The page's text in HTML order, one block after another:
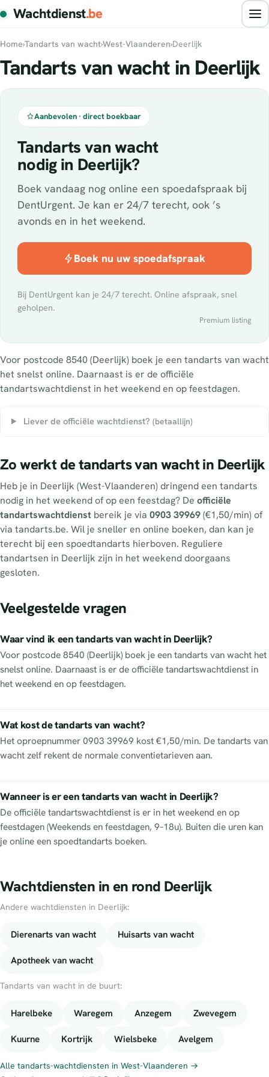
Wachtdienst.be
Home›Tandarts van wacht›West-Vlaanderen›Deerlijk
Tandarts van wacht in Deerlijk
Aanbevolen · direct boekbaar
Tandarts van wacht
nodig in Deerlijk?
Boek vandaag nog online een spoedafspraak bij
DentUrgent. Je kan er 24/7 terecht, ook ’s
avonds en in het weekend.
Boek nu uw spoedafspraak
Bij DentUrgent kan je 24/7 terecht. Online afspraak, snel
geholpen.
Premium listing
Voor postcode 8540 (Deerlijk) boek je een tandarts van wacht
het snelst online. Daarnaast is er de officiële
tandartswachtdienst in het weekend en op feestdagen.
Liever de officiële wachtdienst? (betaallijn)
Zo werkt de tandarts van wacht in Deerlijk
Heb je in Deerlijk (West-Vlaanderen) dringend een tandarts
nodig in het weekend of op een feestdag? De officiële
tandartswachtdienst bereik je via 0903 39969(€1,50/min) of
via tandarts.be. Wil je sneller en online boeken, dan kan je
terecht bij een spoedtandarts hierboven. Reguliere
tandartsen in Deerlijk zijn in het weekend doorgaans
gesloten.
Veelgestelde vragen
Waar vind ik een tandarts van wacht in Deerlijk?
Voor postcode 8540 (Deerlijk) boek je een tandarts van wacht het
snelst online. Daarnaast is er de officiële tandartswachtdienst in
het weekend en op feestdagen.
Wat kost de tandarts van wacht?
Het oproepnummer 0903 39969 kost €1,50/min. De tandarts van
wacht zelf rekent de normale conventietarieven aan.
Wanneer is er een tandarts van wacht in Deerlijk?
De officiële tandartswachtdienst is er in het weekend en op
feestdagen (Weekends en feestdagen, 9–18u). Buiten die uren kan
je online een spoedtandarts boeken.
Wachtdiensten in en rond Deerlijk
Andere wachtdiensten in Deerlijk:
Dierenarts van wacht Huisarts van wacht
Apotheek van wacht
Tandarts van wacht in de buurt:
Harelbeke Waregem Anzegem Zwevegem
Kuurne Kortrijk Wielsbeke Avelgem
Alle tandarts-wachtdiensten in West-Vlaanderen →